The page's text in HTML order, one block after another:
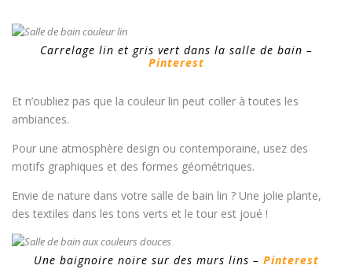
Carrelage lin et gris vert dans la salle de bain –
Pinterest
Et n’oubliez pas que la couleur lin peut coller à toutes les
ambiances.
Pour une atmosphère design ou contemporaine, usez des
motifs graphiques et des formes géométriques.
Envie de nature dans votre salle de bain lin ? Une jolie plante,
des textiles dans les tons verts et le tour est joué !
Une baignoire noire sur des murs lins – Pinterest